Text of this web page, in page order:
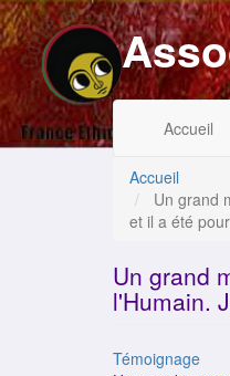
Aller
au
contenu
principal
principale
Accueil
du
de
Accueil
Un grand
et il a été
Un grand
l'Humain.
Catégorie
Témoignage